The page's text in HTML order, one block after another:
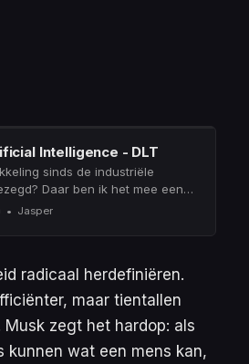
Intelligence - DLT
sinds de industriële
Daar ben ik het mee eens.
die ons leven compleet zal
Jasper
radicaal herdefiniëren.
maar tientallen
Musk zegt het hardop: als
kunnen wat een mens kan,